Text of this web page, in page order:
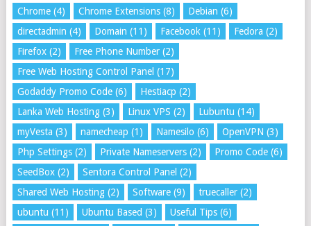
Chrome(4) Chrome Extensions(8) Debian (6)
directadmin (4) Domain (11) Facebook (11) Fedora (2)
Firefox(2) Free Phone Number(2)
Free Web Hosting Control Panel (17)
Godaddy Promo Code(6) Hestiacp (2)
Lanka Web Hosting(3) Linux VPS (2) Lubuntu (14)
myVesta (3) namecheap (1) Namesilo (6) OpenVPN (3)
Php Settings(2) Private Nameservers(2) Promo Code(6)
SeedBox(2) Sentora Control Panel (2)
Shared Web Hosting(2) Software(9) truecaller(2)
ubuntu (11) Ubuntu Based (3) Useful Tips(6)